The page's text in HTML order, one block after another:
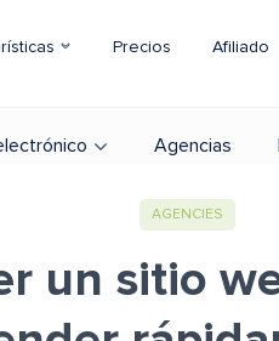
Precios Afiliado
Agencias
AGENCIES
un sitio